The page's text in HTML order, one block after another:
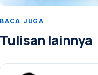
BACA JUGA
Tulisan lainnya